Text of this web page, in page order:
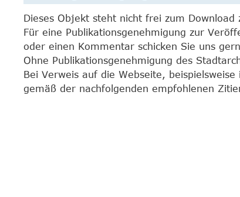
Dieses Objekt steht nicht frei zum Download
Für eine Publikationsgenehmigung zur
oder einen Kommentar schicken Sie uns
Ohne Publikationsgenehmigung des
Bei Verweis auf die Webseite,
gemäß der nachfolgenden empfohlenen